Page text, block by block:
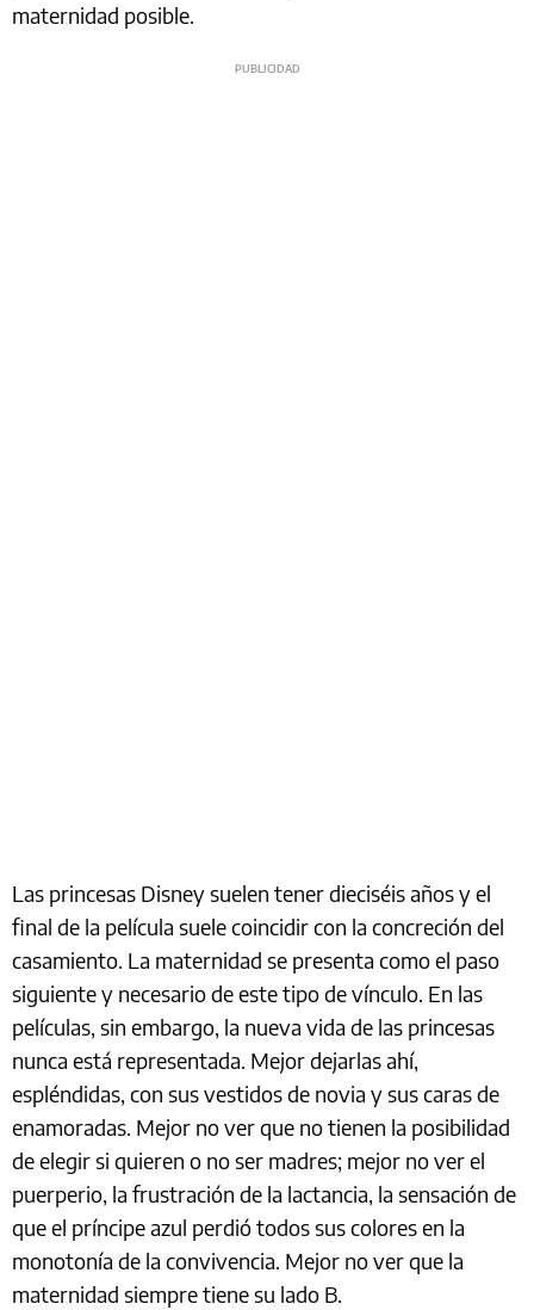
maternidad posible.
Las princesas Disney suelen tener dieciséis años y el
final de la película suele coincidir con la concreción del
casamiento. La maternidad se presenta como el paso
siguiente y necesario de este tipo de vínculo. En las
películas, sin embargo, la nueva vida de las princesas
nunca está representada. Mejor dejarlas ahí,
espléndidas, con sus vestidos de novia y sus caras de
enamoradas. Mejor no ver que no tienen la posibilidad
de elegir si quieren o no ser madres; mejor no ver el
puerperio, la frustración de la lactancia, la sensación de
que el príncipe azul perdió todos sus colores en la
monotonía de la convivencia. Mejor no ver que la
maternidad siempre tiene su lado B.